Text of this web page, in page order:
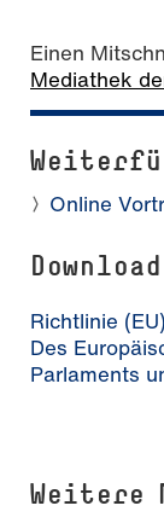
Einen
Mediathek
Online
Download
Richtlinie
Des
Parlaments
Weitere